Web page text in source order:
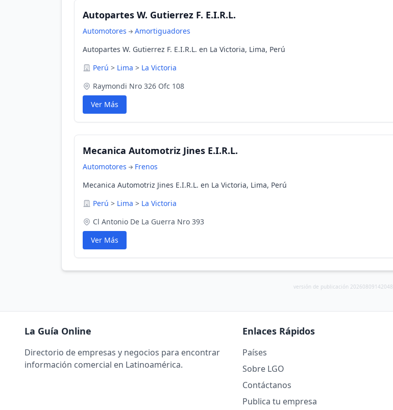
Autopartes W. Gutierrez F. E.I.R.L.
Automotores
Amortiguadores
Autopartes W. Gutierrez F. E.I.R.L. en La Victoria, Lima, Perú
Perú > Lima > La Victoria
Raymondi Nro 326 Ofc 108
Ver Más
Mecanica Automotriz Jines E.I.R.L.
Automotores
Frenos
Mecanica Automotriz Jines E.I.R.L. en La Victoria, Lima, Perú
Perú > Lima > La Victoria
Cl Antonio De La Guerra Nro 393
Ver Más
versión de publicación 20260809142048
La Guía Online
Directorio de empresas y negocios para encontrar
información comercial en Latinoamérica.
Enlaces Rápidos
Países
Sobre LGO
Contáctanos
Publica tu empresa